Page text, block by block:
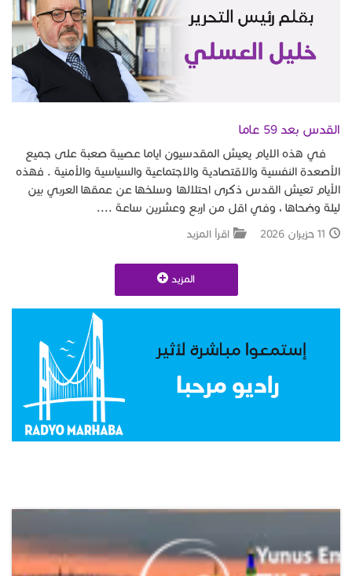
القدس بعد 59 عاما
في هذه الايام يعيش المقدسيون اياما عصيبة صعبة على جميع
الأصعدة النفسية والاقتصادية والاجتماعية والسياسية والأمنية . فهذه
الأيام تعيش القدس ذكرى احتلالها وسلخها عن عمقها العربي بين
ليلة وضحاها ، وفي اقل من اربع وعشرين ساعة ....
11 حزيران 2026 اقرأ المزيد
المزيد